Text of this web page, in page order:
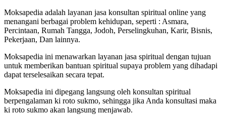
Moksapedia adalah layanan jasa konsultan spiritual online yang
menangani berbagai problem kehidupan, seperti : Asmara,
Percintaan, Rumah Tangga, Jodoh, Perselingkuhan, Karir, Bisnis,
Pekerjaan, Dan lainnya.
Moksapedia ini menawarkan layanan jasa spiritual dengan tujuan
untuk memberikan bantuan spiritual supaya problem yang dihadapi
dapat terselesaikan secara tepat.
Moksapedia ini dipegang langsung oleh konsultan spiritual
berpengalaman ki roto sukmo, sehingga jika Anda konsultasi maka
ki roto sukmo akan langsung menjawab.